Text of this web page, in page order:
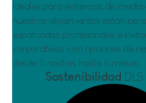
Ideales para estancias de media
nuestros alojamientos están
expatriados profesionales e
corporativos, con opciones de
desde 11 noches hasta 11 meses.
Sostenibilidad